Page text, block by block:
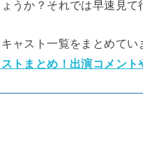
うか？それでは早速見て
キャスト一覧をまとめ
トまとめ！出演コメント